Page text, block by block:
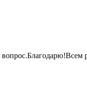
вопрос.Благодарю!Всем